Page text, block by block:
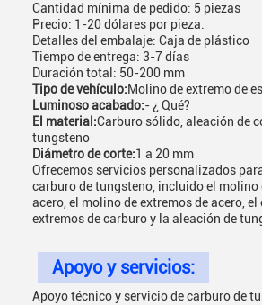
Cantidad mínima de pedido: 5 piezas
Precio: 1-20 dólares por pieza.
Detalles del embalaje: Caja de plástico
Tiempo de entrega: 3-7 días
Duración total: 50-200 mm
Tipo de vehículo:Molino de extremo de
Luminoso acabado:- ¿ Qué?
El material:Carburo sólido, aleación de
tungsteno
Diámetro de corte:1 a 20 mm
Ofrecemos servicios personalizados
carburo de tungsteno, incluido el molino
acero, el molino de extremos de acero,
extremos de carburo y la aleación de
Apoyo y servicios:
Apoyo técnico y servicio de carburo de